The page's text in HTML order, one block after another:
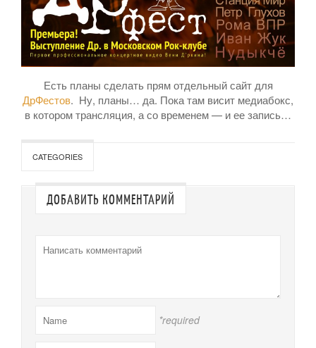
Есть планы сделать прям отдельный сайт для
ДрФестов. Ну, планы… да. Пока там висит медиабокс,
в котором трансляция, а со временем — и ее запись…
CATEGORIES
ДОБАВИТЬ КОММЕНТАРИЙ
*required